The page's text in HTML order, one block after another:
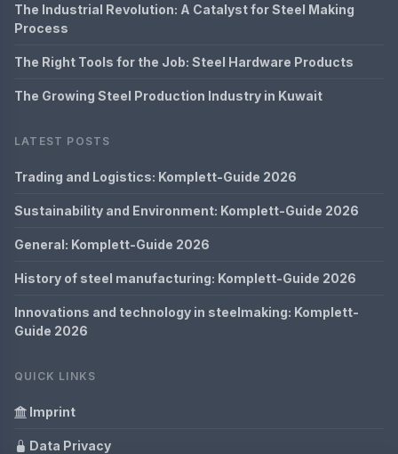
The Industrial Revolution: A Catalyst for Steel Making
Process
The Right Tools for the Job: Steel Hardware Products
The Growing Steel Production Industry in Kuwait
LATEST POSTS
Trading and Logistics: Komplett-Guide 2026
Sustainability and Environment: Komplett-Guide 2026
General: Komplett-Guide 2026
History of steel manufacturing: Komplett-Guide 2026
Innovations and technology in steelmaking: Komplett-
Guide 2026
QUICK LINKS
Imprint
Data Privacy